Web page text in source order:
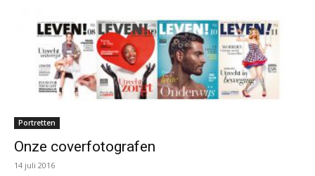
Portretten
Onze coverfotografen
14 juli 2016